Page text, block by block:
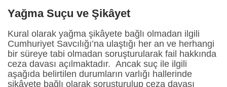
Yağma Suçu ve Şikâyet
Kural olarak yağma şikâyete bağlı olmadan ilgili
Cumhuriyet Savcılığı’na ulaştığı her an ve herhangi
bir süreye tabi olmadan soruşturularak fail hakkında
ceza davası açılmaktadır. Ancak suç ile ilgili
aşağıda belirtilen durumların varlığı hallerinde
şikâyete bağlı olarak soruşturulup ceza davası